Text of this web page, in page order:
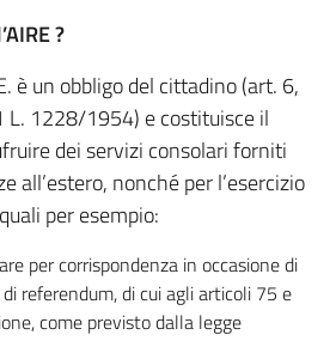
?
è un obbligo del cittadino (art. 6,
1228/1954) e costituisce il
dei servizi consolari forniti
all’estero, nonché per l’esercizio
per esempio:
per corrispondenza in occasione di
referendum, di cui agli articoli 75 e
come previsto dalla legge